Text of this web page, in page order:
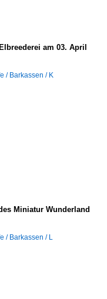
am 03. April
/ Barkassen / K
Miniatur Wunderland
/ Barkassen / L